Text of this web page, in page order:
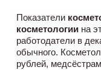
Показатели
косметологиина
работодатели в
обычного.
рублей,